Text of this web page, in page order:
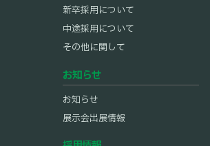
新卒採用について
中途採用について
その他に関して
お知らせ
お知らせ
展示会出展情報